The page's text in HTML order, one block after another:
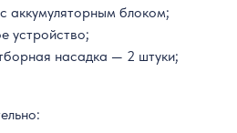
аккумуляторным блоком;
устройство;
насадка — 2 штуки;